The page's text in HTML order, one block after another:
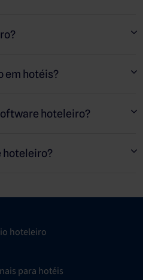
e os fornecedores de
em hotéis?
hoteleiro?
hoteleiro?
hoteleiro
para hotéis